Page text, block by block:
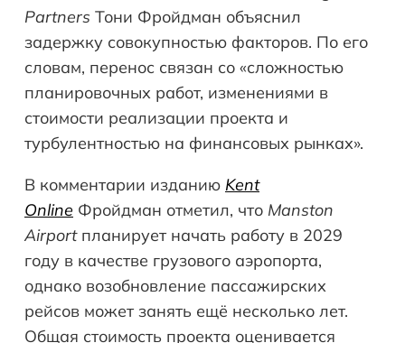
Partners Тони Фройдман объяснил
задержку совокупностью факторов. По его
словам, перенос связан со «сложностью
планировочных работ, изменениями в
стоимости реализации проекта и
турбулентностью на финансовых рынках».
В комментарии изданию Kent
Online Фройдман отметил, что Manston
Airportпланирует начать работу в 2029
году в качестве грузового аэропорта,
однако возобновление пассажирских
рейсов может занять ещё несколько лет.
Общая стоимость проекта оценивается